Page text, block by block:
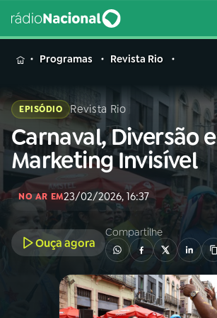
MENU
Buscar
na
Rádio
Nacional
Buscar
AO VIVO
01INÍCIO
A RÁDIO
Programas Revista Rio
EPISÓDIO Revista Rio
Carnaval, Diversão e
Marketing Invisível
NO AR EM23/02/2026, 16:37
Ouça agora
Compartilhe